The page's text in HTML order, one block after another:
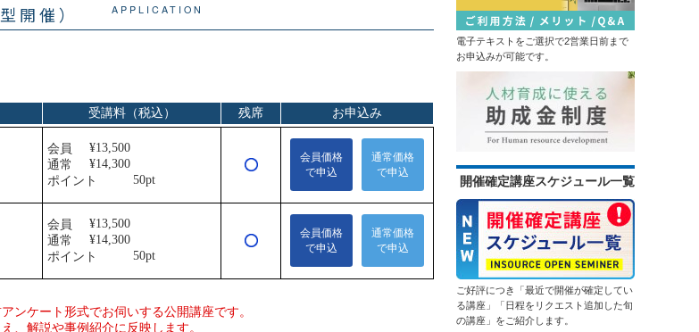
開催）
APPLICATION
会員 13,500円 通常 14,300円
2026年9月14日(月)オンライン
はじめての経理実務研修～日次・月
次基礎業務編
13,500円 通常
14,300円
2026年9月14日(月)オンライン
2026年9月28日(月)オンライン
情報セキュリティ研修～身近な事例
から社内リスクを抑制する
会員 13,500円 通常 14,300円
2026年9月14日(月)オンライン
2026年9月28日(月)オンライン
問題解決研修～ビジネス上の問題を
解決する
会員 13,500円 通常 14,300円
2026年9月28日(月)オンライン
（半日研修）ＡＩ理解研修～人工知
能にできることを知り、正しく活用
する
触って高める生成ＡＩリテラシー研
修～生成ＡＩパスポート取得の１歩
（半日研修）営業向け生成ＡＩ活用
研修～提案書作成・Excel作業を効率
化する
問合せ対応効率化のためのＡＩエー
（２日間）
初心者限定！GeminiでWeb検索・情
報整理から自業務特化ＡＩ作成まで
学ぶ３日間集中コース
生成ＡＩを味方にするWebマーケテ
ィング戦略とAIO・LLMO対応記事作
成術～年間6,000件の問合せを獲得す
る、インソース流のWeb開発
ChatGPT×Excelレベルアップ研修～
マクロ仕様書で、要件定義力を強化
する
NotebookLM活用研修～生成ＡＩで
スライド作成を自動化する
電子テキストをご選択で2営業日前まで
お申込みが可能です。
開催確定講座スケジュール一覧
ご好評につき「最近で開催が確定してい
る講座」「日程をリクエスト追加した旬
の講座」をご紹介します。